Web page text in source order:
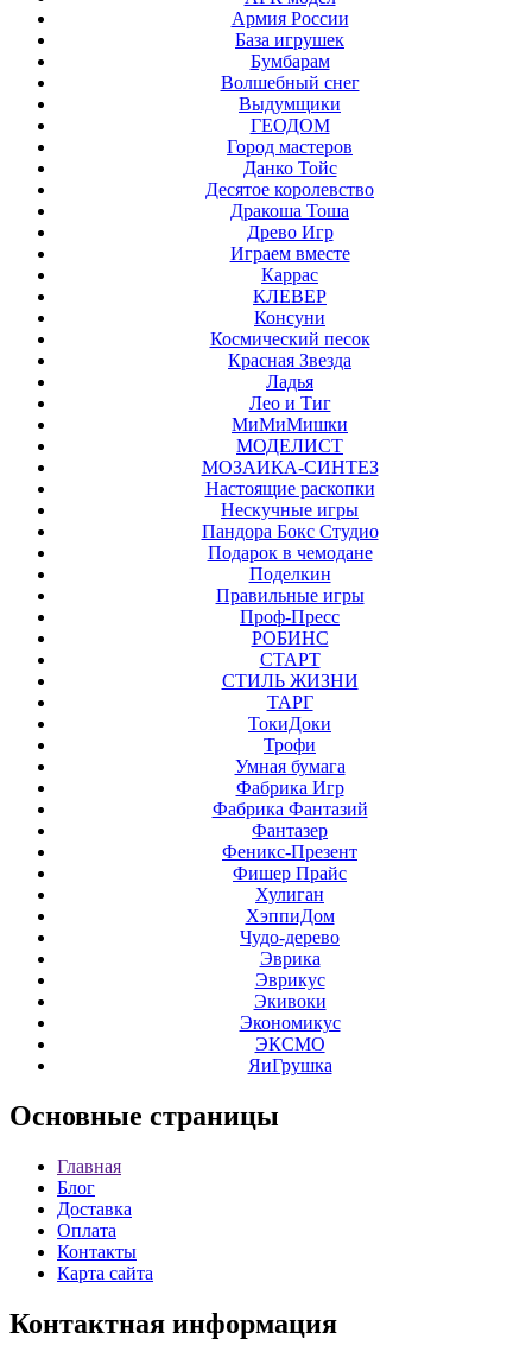
Армия России
База игрушек
Бумбарам
Волшебный снег
Выдумщики
ГЕОДОМ
Город мастеров
Данко Тойс
Десятое королевство
Дракоша Тоша
Древо Игр
Играем вместе
Каррас
КЛЕВЕР
Консуни
Космический песок
Красная Звезда
Ладья
Лео и Тиг
МиМиМишки
МОДЕЛИСТ
МОЗАИКА-СИНТЕЗ
Настоящие раскопки
Нескучные игры
Пандора Бокс Студио
Подарок в чемодане
Поделкин
Правильные игры
Проф-Пресс
РОБИНС
СТАРТ
СТИЛЬ ЖИЗНИ
ТАРГ
ТокиДоки
Трофи
Умная бумага
Фабрика Игр
Фабрика Фантазий
Фантазер
Феникс-Презент
Фишер Прайс
Хулиган
ХэппиДом
Чудо-дерево
Эврика
Эврикус
Экивоки
Экономикус
ЭКСМО
ЯиГрушка
Основные страницы
Главная
Блог
Доставка
Оплата
Контакты
Карта сайта
Контактная информация